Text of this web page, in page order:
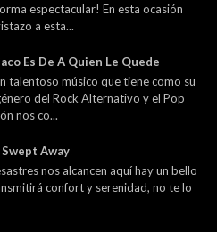
espectacular! En esta ocasión
a esta...
Es De A Quien Le Quede
talentoso músico que tiene como su
del Rock Alternativo y el Pop
nos co...
Away
nos alcancen aquí hay un bello
confort y serenidad, no te lo